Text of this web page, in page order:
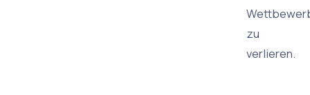
zu
verlieren.